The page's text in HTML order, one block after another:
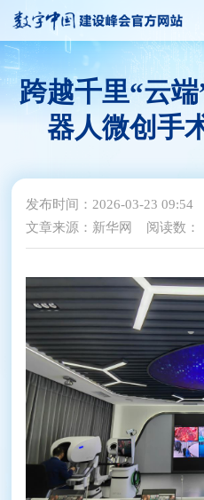
跨越千里“云
器人微创手
发布时间：2026-03-23 09:54
文章来源：新华网
阅读数：